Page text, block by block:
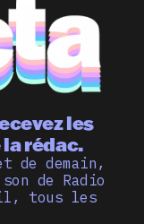
les
rédac.
de demain,
de Radio
tous les